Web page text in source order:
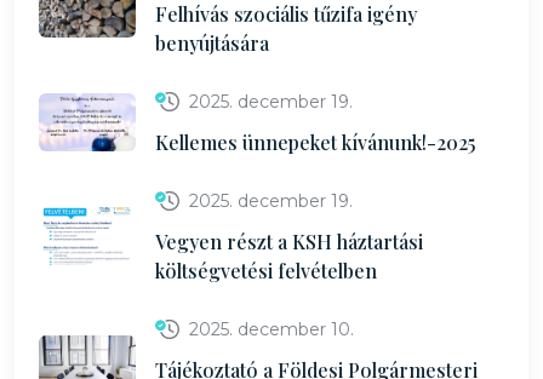
Felhívás szociális tűzifa igény
benyújtására
2025. december 19.
Kellemes ünnepeket kívánunk!-2025
2025. december 19.
Vegyen részt a KSH háztartási
költségvetési felvételben
2025. december 10.
Tájékoztató a Földesi Polgármesteri